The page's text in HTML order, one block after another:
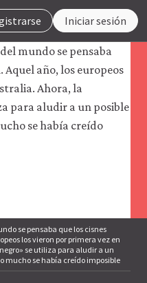
Iniciar sesión
se pensaba que los cisnes
los vieron por primera vez en
se utiliza para aludir a un
mucho se había creído imposible